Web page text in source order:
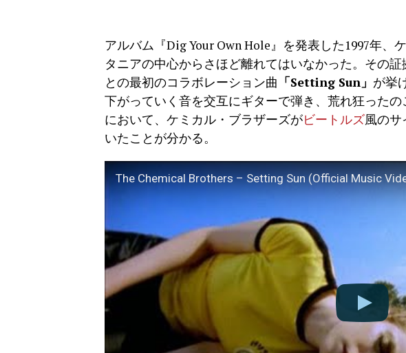
アルバム『Dig Your Own Hole』を発表した1997年、
タニアの中心からさほど離れてはいなかった。その
との最初のコラボレーション曲 「Setting Sun」 が挙
下がっていく音を交互にギターで弾き、荒れ狂った
において、ケミカル・ブラザーズがビートルズ風のサ
いたことが分かる。
The Chemical Brothers – Setting Sun (Official Music